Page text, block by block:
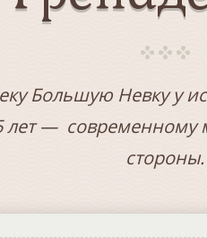
Большую Невку у
лет —
стороны.